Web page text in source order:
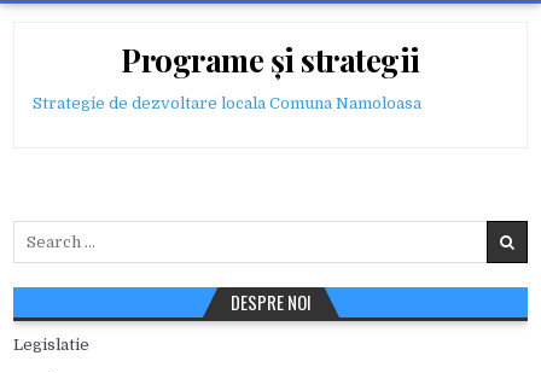
Programe și strategii
Strategie de dezvoltare locala Comuna Namoloasa
DESPRE NOI
Legislatie